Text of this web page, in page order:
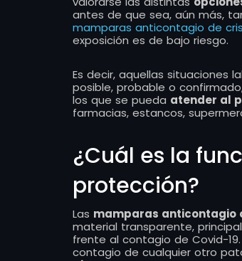
antes de que sea, aún más,
mamparas anticontagio de
exposición es de bajo riesgo.
Es decir, aquellas situaciones
posible, probable o
los que se pueda atender al
farmacias, estancos,
¿Cuál es la
protección?
Las mamparas anticontagio
material transparente,
frente al contagio de Covid-
contagio de cualquier otro